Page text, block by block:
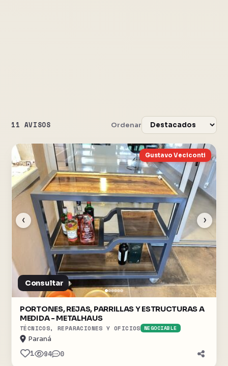
11 AVISOS Ordenar
‹ ›
Gustavo Veciconti
Consultar
PORTONES, REJAS, PARRILLAS Y ESTRUCTURAS A
MEDIDA - METALHAUS
TÉCNICOS, REPARACIONES Y OFICIOS NEGOCIABLE
Paraná
1 94 0